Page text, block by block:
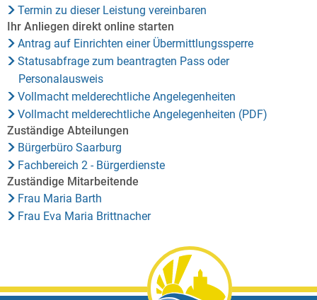
Ihr Anliegen direkt online starten
Antrag auf Einrichten einer Übermittlungssperre
Statusabfrage zum beantragten Pass oder
Personalausweis
Vollmacht melderechtliche Angelegenheiten
Vollmacht melderechtliche Angelegenheiten (PDF)
Termin zu dieser Leistung vereinbaren
Zuständige Abteilungen
Bürgerbüro Saarburg
Fachbereich 2 - Bürgerdienste
Zuständige Mitarbeitende
Frau Maria Barth
Frau Eva Maria Brittnacher